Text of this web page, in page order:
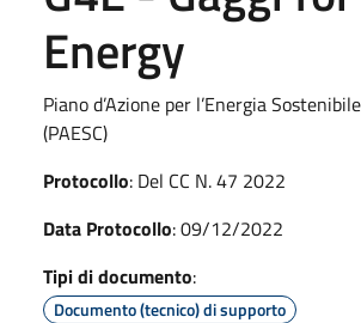
Energy
Piano d’Azione per l’Energia
(PAESC)
Protocollo: Del CC N. 47 2022
Data Protocollo: 09/12/2022
Tipi di documento:
Documento (tecnico) di supporto